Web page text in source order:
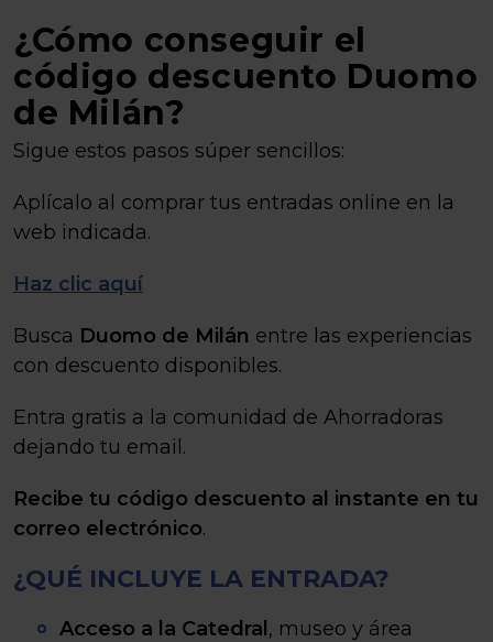
¿Cómo conseguir el
código descuento Duomo
de Milán?
Sigue estos pasos súper sencillos:
Aplícalo al comprar tus entradas online en la
web indicada.
Haz clic aquí
Busca Duomo de Milán entre las experiencias
con descuento disponibles.
Entra gratis a la comunidad de Ahorradoras
dejando tu email.
Recibe tu código descuento al instante en tu
correo electrónico.
¿QUÉ INCLUYE LA ENTRADA?
Acceso a la Catedral , museo y área